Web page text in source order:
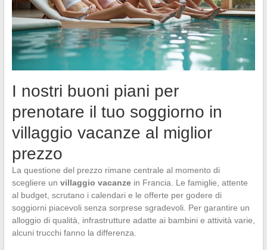
I nostri buoni piani per
prenotare il tuo soggiorno in
villaggio vacanze al miglior
prezzo
La questione del prezzo rimane centrale al momento di
scegliere un villaggio vacanzein Francia. Le famiglie, attente
al budget, scrutano i calendari e le offerte per godere di
soggiorni piacevoli senza sorprese sgradevoli. Per garantire un
alloggio di qualità, infrastrutture adatte ai bambini e attività varie,
alcuni trucchi fanno la differenza.